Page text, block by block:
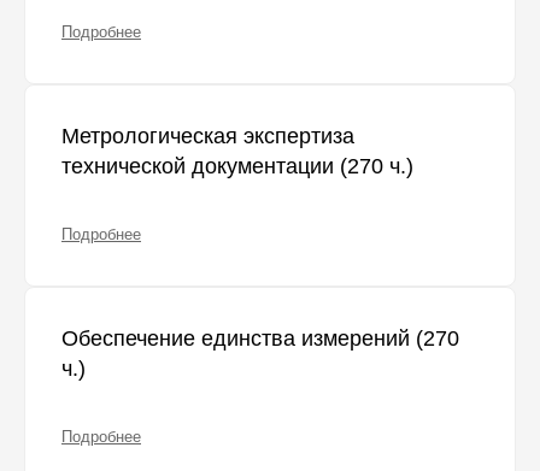
Подробнее
Метрологическая экспертиза
технической документации (270 ч.)
Подробнее
Обеспечение единства измерений (270
ч.)
Подробнее